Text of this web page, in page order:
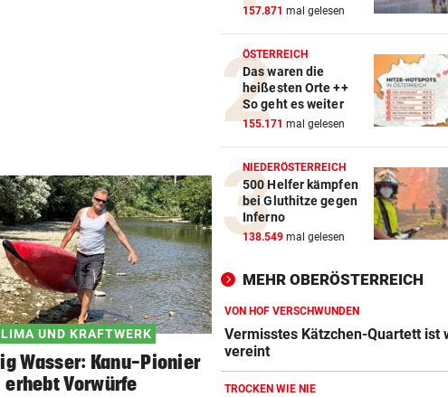
UND KRAFTWERK
Wasser: Kanu-Pionier
erhebt Vorwürfe
Junger Wanderer rutschte
Abstieg 50 Meter ab
157.871 mal gelesen
ÖSTERREICH
Das waren die
heißesten Orte ++
So geht es weiter
155.171 mal gelesen
NIEDERÖSTERREICH
500 Helfer kämpfen
bei Gluthitze gegen
Inferno
138.549 mal gelesen
MEHR OBERÖSTERREICH
VON HOF VERSCHWUNDEN
Vermisstes Kätzchen-Quartett ist
vereint
TROCKEN WIE NIE